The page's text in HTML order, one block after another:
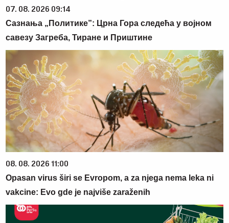
07. 08. 2026 09:14
Сазнања „Политике”: Црна Гора следећа у војном
савезу Загреба, Тиране и Приштине
08. 08. 2026 11:00
Opasan virus širi se Evropom, a za njega nema leka ni
vakcine: Evo gde je najviše zaraženih